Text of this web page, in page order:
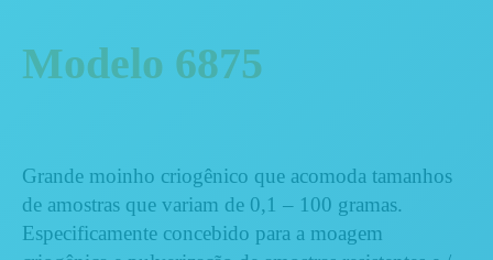
Modelo 6875
Grande moinho criogênico que acomoda tamanhos
de amostras que variam de 0,1 – 100 gramas.
Especificamente concebido para a moagem